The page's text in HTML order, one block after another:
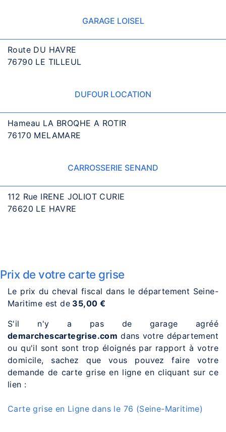
GARAGE LOISEL
Route DU HAVRE
76790 LE TILLEUL
DUFOUR LOCATION
Hameau LA BROQHE A ROTIR
76170 MELAMARE
CARROSSERIE SENAND
112 Rue IRENE JOLIOT CURIE
76620 LE HAVRE
Prix de votre carte grise
Le prix du cheval fiscal dans le département Seine-
Maritime est de 35,00 €
S'il n'y a pas de garage agréé
demarchescartegrise.com dans votre département
ou qu'il sont sont trop éloignés par rapport à votre
domicile, sachez que vous pouvez faire votre
demande de carte grise en ligne en cliquant sur ce
lien :
Carte grise en Ligne dans le 76 (Seine-Maritime)